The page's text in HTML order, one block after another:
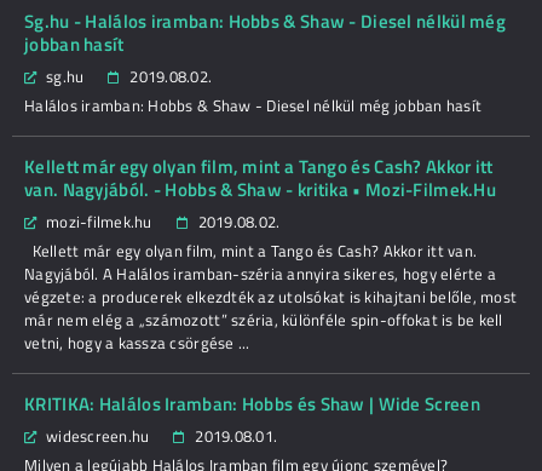
Sg.hu - Halálos iramban: Hobbs & Shaw - Diesel nélkül még
jobban hasít
sg.hu
2019.08.02.
Halálos iramban: Hobbs & Shaw - Diesel nélkül még jobban hasít
Kellett már egy olyan film, mint a Tango és Cash? Akkor itt
van. Nagyjából. - Hobbs & Shaw - kritika • Mozi-Filmek.Hu
mozi-filmek.hu
2019.08.02.
Kellett már egy olyan film, mint a Tango és Cash? Akkor itt van.
Nagyjából. A Halálos iramban-széria annyira sikeres, hogy elérte a
végzete: a producerek elkezdték az utolsókat is kihajtani belőle, most
már nem elég a „számozott” széria, különféle spin-offokat is be kell
vetni, hogy a kassza csörgése ...
KRITIKA: Halálos Iramban: Hobbs és Shaw | Wide Screen
widescreen.hu
2019.08.01.
Milyen a legújabb Halálos Iramban film egy újonc szemével?